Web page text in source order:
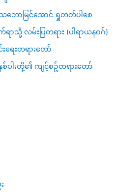
ောမြင်အောင် ရှုတတ်ပါစေ
ာသို့ လမ်းပြတရား (ပါရာယနဝဂ်)
ရေးတရားတော်
ပါးတို့၏ ကျင့်စဥ်တရားတော်